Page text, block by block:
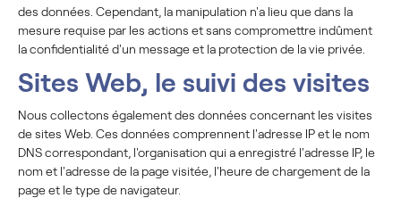
des données. Cependant, la manipulation n'a lieu que dans la
mesure requise par les actions et sans compromettre indûment
la confidentialité d'un message et la protection de la vie privée.
Sites Web, le suivi des visites
Nous collectons également des données concernant les visites
de sites Web. Ces données comprennent l'adresse IP et le nom
DNS correspondant, l'organisation qui a enregistré l'adresse IP, le
nom et l'adresse de la page visitée, l'heure de chargement de la
page et le type de navigateur.